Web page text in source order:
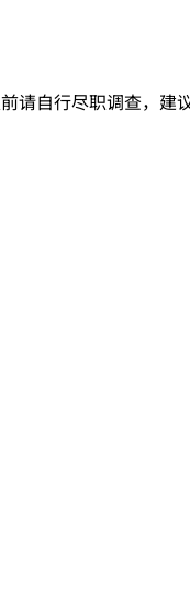
请自行尽职调查，建